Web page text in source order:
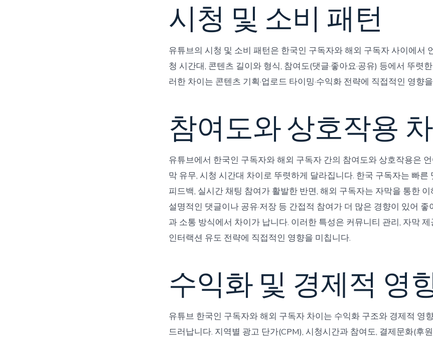
시청 및 소비 패턴
유튜브의 시청 및 소비 패턴은 한국인 구독자와 해외 구독자 사이에서
청 시간대, 콘텐츠 길이와 형식, 참여도(댓글·좋아요·공유) 등에서 뚜렷
러한 차이는 콘텐츠 기획·업로드 타이밍·수익화 전략에 직접적인 영향
참여도와 상호작용
유튜브에서 한국인 구독자와 해외 구독자 간의 참여도와 상호작용은 언
막 유무, 시청 시간대 차이로 뚜렷하게 달라집니다. 한국 구독자는 빠른
피드백, 실시간 채팅 참여가 활발한 반면, 해외 구독자는 자막을 통한
설명적인 댓글이나 공유·저장 등 간접적 참여가 더 많은 경향이 있어 좋
과 소통 방식에서 차이가 납니다. 이러한 특성은 커뮤니티 관리, 자막
인터랙션 유도 전략에 직접적인 영향을 미칩니다.
수익화 및 경제적 영
유튜브 한국인 구독자와 해외 구독자 차이는 수익화 구조와 경제적 영
드러납니다. 지역별 광고 단가(CPM), 시청시간과 참여도, 결제문화(후원